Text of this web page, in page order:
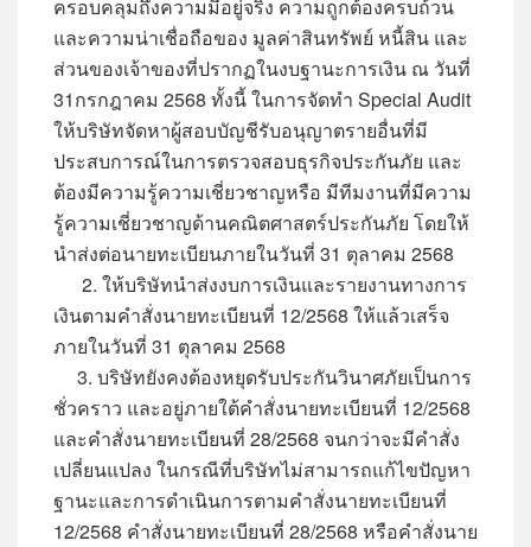
ครอบคลุมถึงความมีอยู่จริง ความถูกต้องครบถ้วน
และความน่าเชื่อถือของ มูลค่าสินทรัพย์ หนี้สิน และ
ส่วนของเจ้าของที่ปรากฏในงบฐานะการเงิน ณ วันที่
31กรกฎาคม 2568 ทั้งนี้ ในการจัดทำ Special Audit
ให้บริษัทจัดหาผู้สอบบัญชีรับอนุญาตรายอื่นที่มี
ประสบการณ์ในการตรวจสอบธุรกิจประกันภัย และ
ต้องมีความรู้ความเชี่ยวชาญหรือ มีทีมงานที่มีความ
รู้ความเชี่ยวชาญด้านคณิตศาสตร์ประกันภัย โดยให้
นำส่งต่อนายทะเบียนภายในวันที่ 31 ตุลาคม 2568
2. ให้บริษัทนำส่งงบการเงินและรายงานทางการ
เงินตามคำสั่งนายทะเบียนที่ 12/2568 ให้แล้วเสร็จ
ภายในวันที่ 31 ตุลาคม 2568
3. บริษัทยังคงต้องหยุดรับประกันวินาศภัยเป็นการ
ชั่วคราว และอยู่ภายใต้คำสั่งนายทะเบียนที่ 12/2568
และคำสั่งนายทะเบียนที่ 28/2568 จนกว่าจะมีคำสั่ง
เปลี่ยนแปลง ในกรณีที่บริษัทไม่สามารถแก้ไขปัญหา
ฐานะและการดำเนินการตามคำสั่งนายทะเบียนที่
12/2568 คำสั่งนายทะเบียนที่ 28/2568 หรือคำสั่งนาย